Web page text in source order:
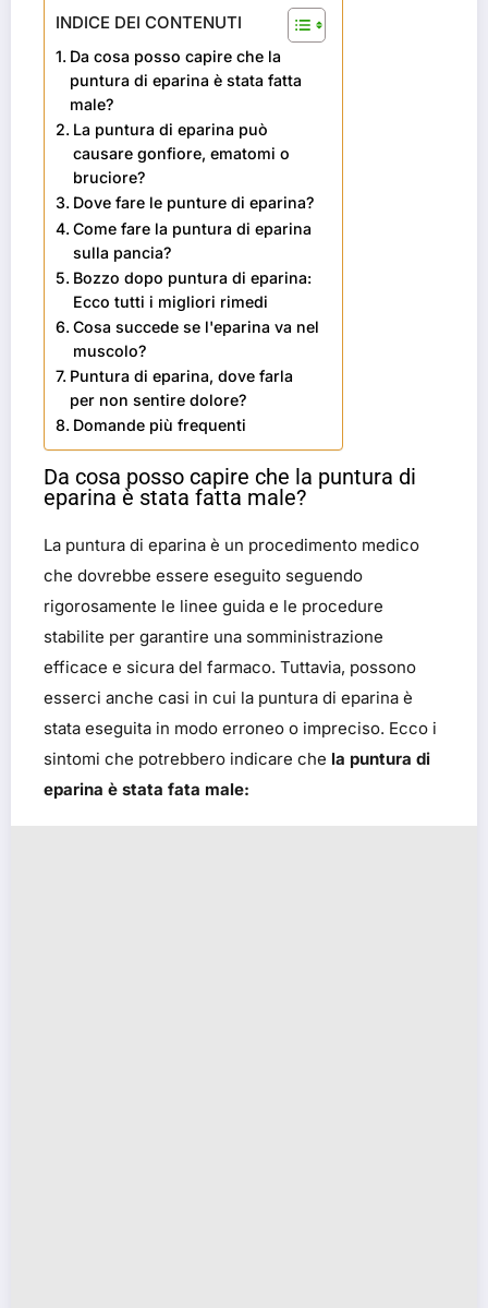
INDICE DEI CONTENUTI
Da cosa posso capire che la
puntura di eparina è stata fatta
male?
La puntura di eparina può
causare gonfiore, ematomi o
bruciore?
Dove fare le punture di eparina?
Come fare la puntura di eparina
sulla pancia?
Bozzo dopo puntura di eparina:
Ecco tutti i migliori rimedi
Cosa succede se l'eparina va nel
muscolo?
Puntura di eparina, dove farla
per non sentire dolore?
Domande più frequenti
Da cosa posso capire che la puntura di
eparina è stata fatta male?
La puntura di eparina è un procedimento medico
che dovrebbe essere eseguito seguendo
rigorosamente le linee guida e le procedure
stabilite per garantire una somministrazione
efficace e sicura del farmaco. Tuttavia, possono
esserci anche casi in cui la puntura di eparina è
stata eseguita in modo erroneo o impreciso. Ecco i
sintomi che potrebbero indicare che la puntura di
eparina è stata fata male: